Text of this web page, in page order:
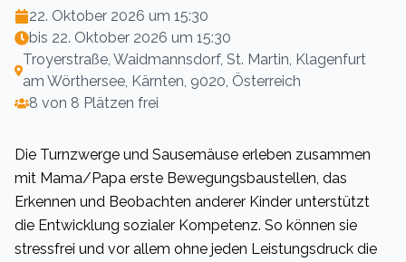
22. Oktober 2026 um 15:30
bis 22. Oktober 2026 um 15:30
Troyerstraße, Waidmannsdorf, St. Martin, Klagenfurt
am Wörthersee, Kärnten, 9020, Österreich
8 von 8 Plätzen frei
Die Turnzwerge und Sausemäuse erleben zusammen
mit Mama/Papa erste Bewegungsbaustellen, das
Erkennen und Beobachten anderer Kinder unterstützt
die Entwicklung sozialer Kompetenz. So können sie
stressfrei und vor allem ohne jeden Leistungsdruck die